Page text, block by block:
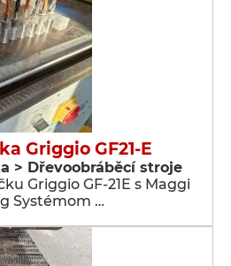
Griggio GF21-E
> Dřevoobráběcí stroje
Griggio GF-21E s Maggi
Systémom …